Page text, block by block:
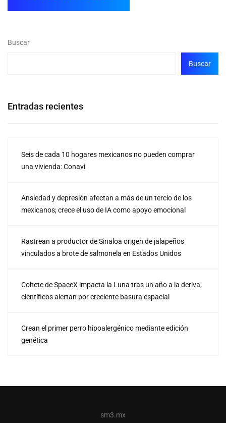
Buscar
Buscar
Entradas recientes
Seis de cada 10 hogares mexicanos no pueden comprar
una vivienda: Conavi
Ansiedad y depresión afectan a más de un tercio de los
mexicanos; crece el uso de IA como apoyo emocional
Rastrean a productor de Sinaloa origen de jalapeños
vinculados a brote de salmonela en Estados Unidos
Cohete de SpaceX impacta la Luna tras un año a la deriva;
científicos alertan por creciente basura espacial
Crean el primer perro hipoalergénico mediante edición
genética
sm3.mx